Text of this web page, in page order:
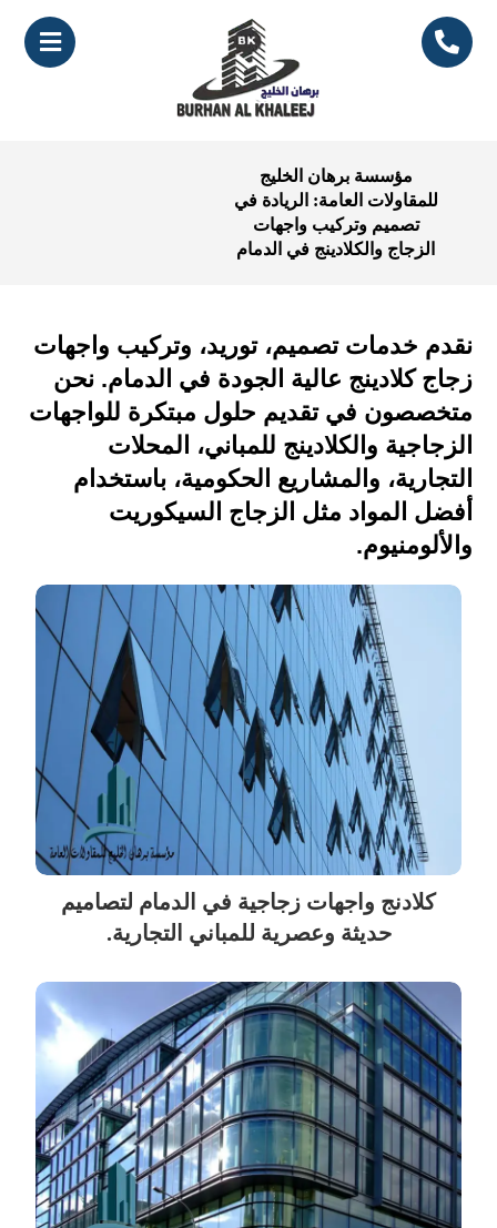
مؤسسة برهان الخليج
للمقاولات العامة: الريادة في
تصميم وتركيب واجهات
الزجاج والكلادينج في الدمام
نقدم خدمات تصميم، توريد، وتركيب واجهات
زجاج كلادينج عالية الجودة في الدمام. نحن
متخصصون في تقديم حلول مبتكرة للواجهات
الزجاجية والكلادينج للمباني، المحلات
التجارية، والمشاريع الحكومية، باستخدام
أفضل المواد مثل الزجاج السيكوريت
والألومنيوم.
كلادنج واجهات زجاجية في الدمام لتصاميم
حديثة وعصرية للمباني التجارية.